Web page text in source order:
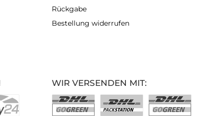
Rückgabe
Bestellung widerrufen
WIR VERSENDEN MIT: